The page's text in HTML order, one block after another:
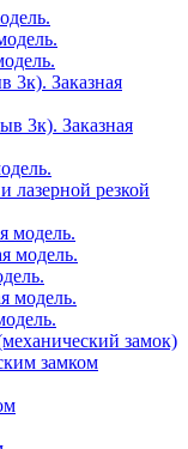
3к). Заказная
3к). Заказная
лазерной резкой
модель.
модель.
модель.
замок)
замком